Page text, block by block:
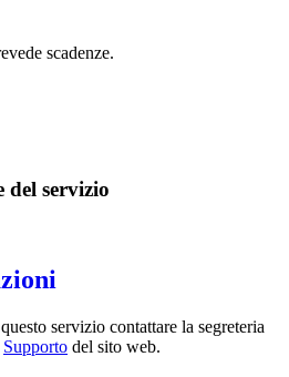
scadenze.
del servizio
servizio contattare la segreteria
Supporto del sito web.